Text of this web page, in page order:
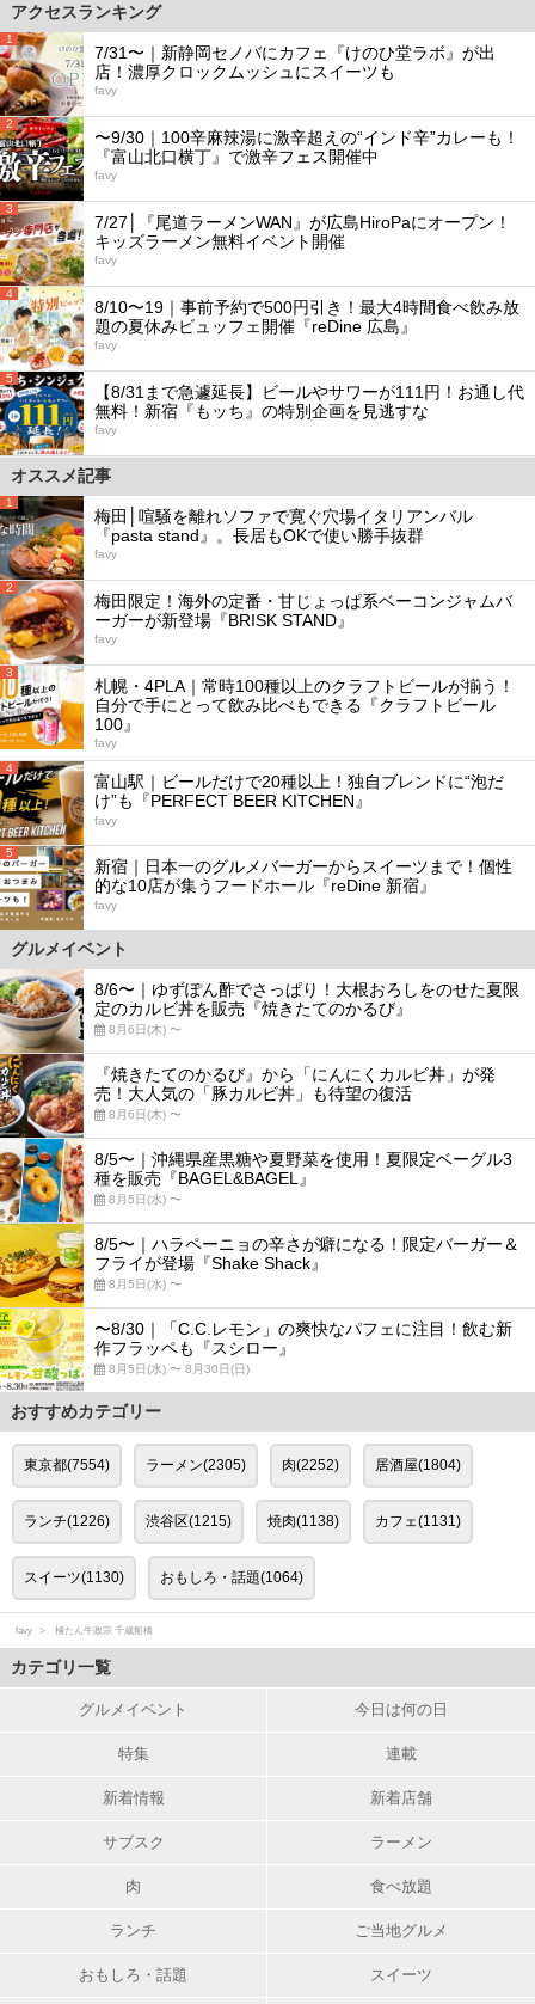
アクセスランキング
1
7/31〜｜新静岡セノバにカフェ『けのひ堂ラボ』が出
店！濃厚クロックムッシュにスイーツも
favy
2
〜9/30｜100辛麻辣湯に激辛超えの“インド辛”カレーも！
『富山北口横丁』で激辛フェス開催中
favy
3
7/27│『尾道ラーメンWAN』が広島HiroPaにオープン！
キッズラーメン無料イベント開催
favy
4
8/10〜19｜事前予約で500円引き！最大4時間食べ飲み放
題の夏休みビュッフェ開催『reDine 広島』
favy
5
【8/31まで急遽延長】ビールやサワーが111円！お通し代
無料！新宿『もッち』の特別企画を見逃すな
favy
オススメ記事
1
梅田│喧騒を離れソファで寛ぐ穴場イタリアンバル
『pasta stand』。長居もOKで使い勝手抜群
favy
2
梅田限定！海外の定番・甘じょっぱ系ベーコンジャムバ
ーガーが新登場『BRISK STAND』
favy
3
札幌・4PLA｜常時100種以上のクラフトビールが揃う！
自分で手にとって飲み比べもできる『クラフトビール
100』
favy
4
富山駅｜ビールだけで20種以上！独自ブレンドに“泡だ
け”も『PERFECT BEER KITCHEN』
favy
5
新宿｜日本一のグルメバーガーからスイーツまで！個性
的な10店が集うフードホール『reDine 新宿』
favy
グルメイベント
8/6〜｜ゆずぽん酢でさっぱり！大根おろしをのせた夏限
定のカルビ丼を販売『焼きたてのかるび』
8月6日(木) 〜
『焼きたてのかるび』から「にんにくカルビ丼」が発
売！大人気の「豚カルビ丼」も待望の復活
8月6日(木) 〜
8/5〜｜沖縄県産黒糖や夏野菜を使用！夏限定ベーグル3
種を販売『BAGEL&BAGEL』
8月5日(水) 〜
8/5〜｜ハラペーニョの辛さが癖になる！限定バーガー＆
フライが登場『Shake Shack』
8月5日(水) 〜
〜8/30｜「C.C.レモン」の爽快なパフェに注目！飲む新
作フラッペも『スシロー』
8月5日(水) 〜 8月30日(日)
おすすめカテゴリー
東京都(7554) ラーメン(2305) 肉(2252) 居酒屋(1804)
ランチ(1226) 渋谷区(1215) 焼肉(1138) カフェ(1131)
スイーツ(1130) おもしろ・話題(1064)
favy 極たん牛政宗 千歳船橋
カテゴリ一覧
グルメイベント 今日は何の日
特集 連載
新着情報 新着店舗
サブスク ラーメン
肉 食べ放題
ランチ ご当地グルメ
おもしろ・話題 スイーツ